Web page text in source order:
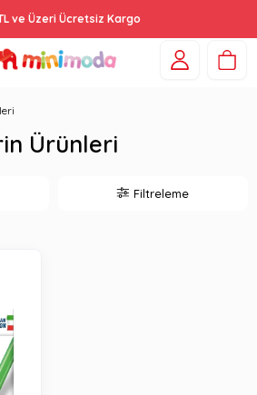
ve Üzeri Ücretsiz Kargo
Ürünleri
Filtreleme